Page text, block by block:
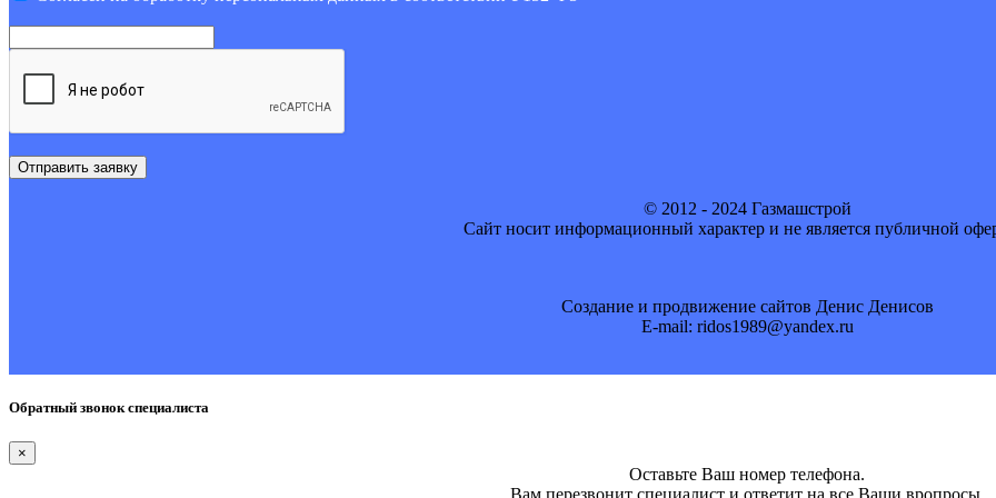
Отправить заявку
© 2012 - 2024 Газмашстрой
Cайт носит информационный характер и не является публичной
Создание и продвижение сайтов Денис Денисов
E-mail: ridos1989@yandex.ru
Обратный звонок специалиста
×
Оставьте Ваш номер телефона.